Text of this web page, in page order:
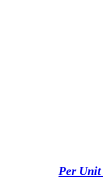
Per